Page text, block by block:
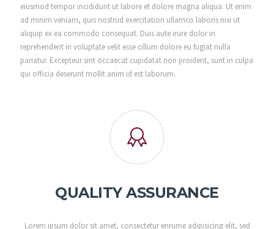
eiusmod tempor incididunt ut labore et dolore magna aliqua. Ut enim
ad minim veniam, quis nostrud exercitation ullamco laboris nisi ut
aliquip ex ea commodo consequat. Duis aute irure dolor in
reprehenderit in voluptate velit esse cillum dolore eu fugiat nulla
pariatur. Excepteur sint occaecat cupidatat non proident, sunt in culpa
qui officia deserunt mollit anim id est laborum.
QUALITY ASSURANCE
Lorem ipsum dolor sit amet, consectetur enrume adipisicing elit, sed